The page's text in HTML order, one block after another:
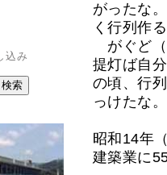
込み
がったな
く行列作
がぐど（
提灯ば自
の頃、行
っけたな
昭和14年
建築業に